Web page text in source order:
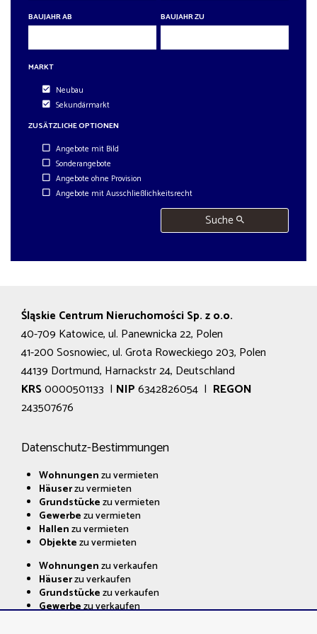
6 Zimmer
6 Zimmer
BAUJAHR AB BAUJAHR ZU
MARKT
Neubau
Sekundärmarkt
ZUSÄTZLICHE OPTIONEN
Angebote mit Bild
Sonderangebote
Angebote ohne Provision
Angebote mit Ausschließlichkeitsrecht
Suche
Śląskie Centrum Nieruchomości Sp. z o.o.
40-709 Katowice, ul. Panewnicka 22, Polen
41-200 Sosnowiec, ul. Grota Roweckiego 203, Polen
44139 Dortmund, Harnackstr 24, Deutschland
KRS0000501133 | NIP6342826054 | REGON
243507676
Datenschutz-Bestimmungen
Wohnungenzu vermieten
Häuserzu vermieten
Grundstückezu vermieten
Gewerbezu vermieten
Hallenzu vermieten
Objektezu vermieten
Wohnungenzu verkaufen
Häuserzu verkaufen
Grundstückezu verkaufen
Gewerbezu verkaufen